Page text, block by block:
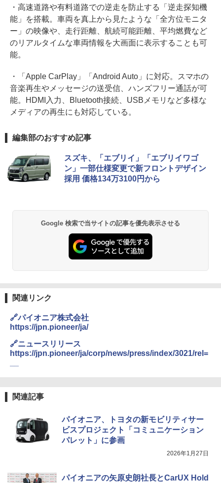
・高速道路や有料道路での逆走を防止する「逆走探知機
能」を搭載。車両を真上から見たような「全方位モニタ
ー」の映像や、走行距離、航続可能距離、平均燃費など
のリアルタイムな車両情報を大画面に表示することも可
能。
・「Apple CarPlay」「Android Auto」に対応。スマホの
音楽再生やメッセージの送受信、ハンズフリー通話が可
能。HDMI入力、Bluetooth接続、USBメモリなど多様な
メディアの再生にも対応している。
編集部のおすすめ記事
スズキ、「エブリイ」「エブリイワゴ
ン」一部仕様変更で新フロントデザイン
採用 価格134万3100円から
Google 検索で当サイトの記事を優先表示させる
関連リンク
🔗パイオニア株式会社
https://jpn.pioneer/ja/
🔗ニュースリリース
https://jpn.pioneer/ja/corp/news/press/index/3021/rel=
関連記事
パイオニア、トヨタの新モビリティサー
ビスプロジェクト「コミュニケーション
パレット」に参画
2026年1月27日
パイオニアの矢原史朗社長とCarUX Hold